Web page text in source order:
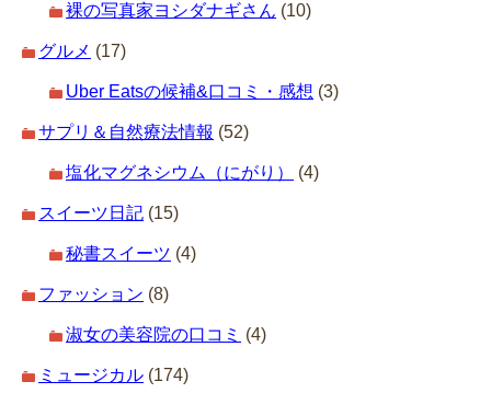
裸の写真家ヨシダナギさん (10)
グルメ (17)
Uber Eatsの候補&口コミ・感想 (3)
サプリ＆自然療法情報 (52)
塩化マグネシウム（にがり） (4)
スイーツ日記 (15)
秘書スイーツ (4)
ファッション (8)
淑女の美容院の口コミ (4)
ミュージカル (174)